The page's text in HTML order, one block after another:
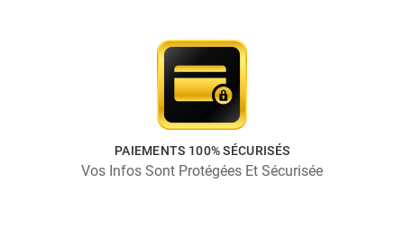
PAIEMENTS 100% SÉCURISÉS
Vos Infos Sont Protégées Et Sécurisée